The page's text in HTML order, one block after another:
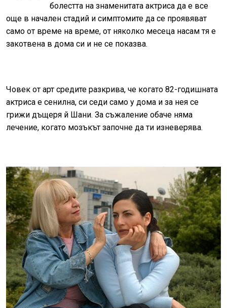
болестта на знаменитата актриса да е все
още в начален стадий и симптомите да се проявяват
само от време на време, от няколко месеца насам тя е
закотвена в дома си и не се показва.
Човек от арт средите разкрива, че когато 82-годишната
актриса е сенилна, си седи само у дома и за нея се
грижи дъщеря й Шани. За съжаление обаче няма
лечение, когато мозъкът започне да ти изневерява.